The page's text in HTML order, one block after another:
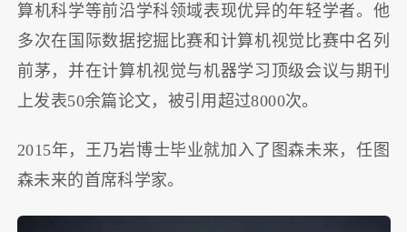
算机科学等前沿学科领域表现优异的年轻学者。他
多次在国际数据挖掘比赛和计算机视觉比赛中名列
前茅，并在计算机视觉与机器学习顶级会议与期刊
上发表50余篇论文，被引用超过8000次。
2015年，王乃岩博士毕业就加入了图森未来，任图
森未来的首席科学家。